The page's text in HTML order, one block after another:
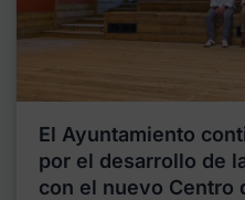
El Ayuntamiento
por el desarrollo de
con el nuevo Centro